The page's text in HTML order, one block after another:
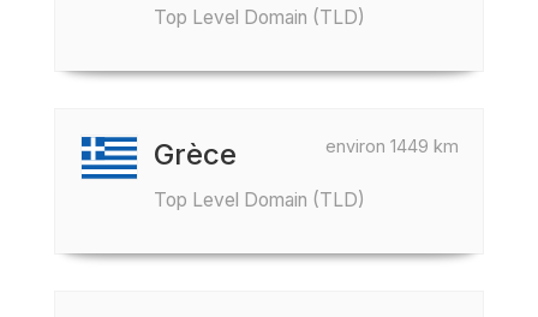
Top Level Domain (TLD)
environ 1449 km
Grèce
Top Level Domain (TLD)